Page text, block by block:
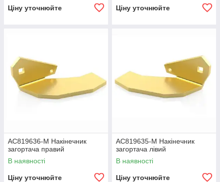
Ціну уточнюйте Ціну уточнюйте
AC819636-M Накінечник
загортача правий
В наявності
Ціну уточнюйте
AC819635-M Накінечник
загортача лівий
В наявності
Ціну уточнюйте